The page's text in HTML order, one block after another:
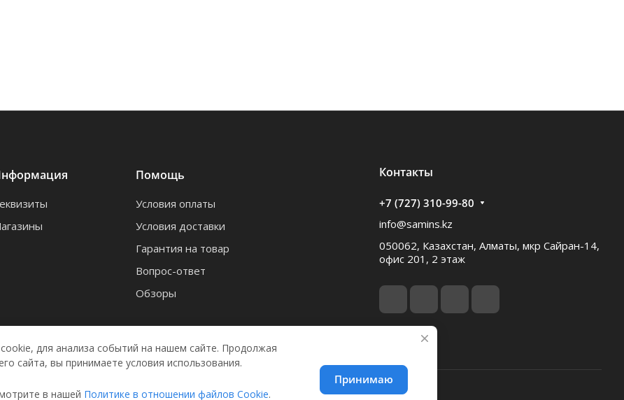
Помощь
Условия оплаты
Условия доставки
Гарантия на товар
Вопрос-ответ
Обзоры
Контакты
+7 (727) 310-99-80
info@samins.kz
050062, Казахстан, Алматы, мкр Сайран-14,
офис 201, 2 этаж
для анализа событий на нашем сайте. Продолжая
сайта, вы принимаете условия использования.
в нашей Политике в отношении файлов Cookie.
Принимаю